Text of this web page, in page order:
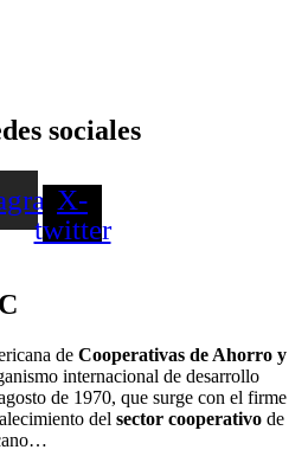
sociales
X-
twitter
de Cooperativas de Ahorro y
internacional de desarrollo
de 1970, que surge con el firme
del sector cooperativo de